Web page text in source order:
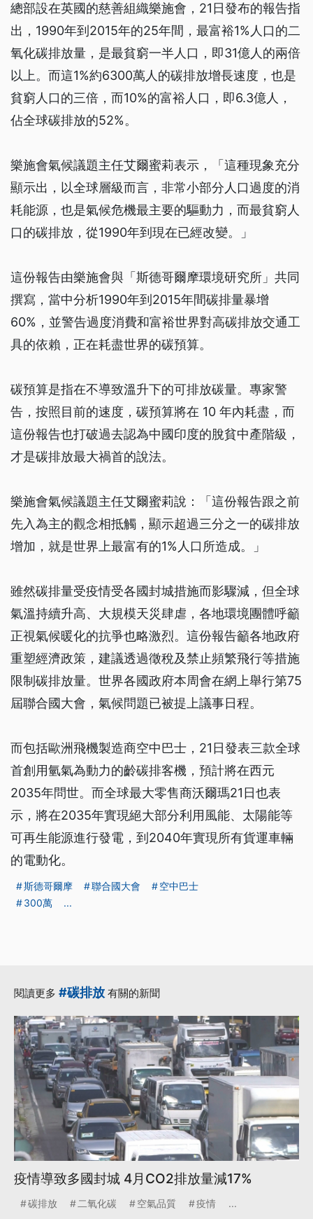
總部設在英國的慈善組織樂施會，21日發布的報告指
出，1990年到2015年的25年間，最富裕1%人口的二
氧化碳排放量，是最貧窮一半人口，即31億人的兩倍
以上。而這1%約6300萬人的碳排放增長速度，也是
貧窮人口的三倍，而10%的富裕人口，即6.3億人，
佔全球碳排放的52%。
樂施會氣候議題主任艾爾蜜莉表示，「這種現象充分
顯示出，以全球層級而言，非常小部分人口過度的消
耗能源，也是氣候危機最主要的驅動力，而最貧窮人
口的碳排放，從1990年到現在已經改變。」
這份報告由樂施會與「斯德哥爾摩環境研究所」共同
撰寫，當中分析1990年到2015年間碳排量暴增
60%，並警告過度消費和富裕世界對高碳排放交通工
具的依賴，正在耗盡世界的碳預算。
碳預算是指在不導致溫升下的可排放碳量。專家警
告，按照目前的速度，碳預算將在 10 年內耗盡，而
這份報告也打破過去認為中國印度的脫貧中產階級，
才是碳排放最大禍首的說法。
樂施會氣候議題主任艾爾蜜莉說：「這份報告跟之前
先入為主的觀念相抵觸，顯示超過三分之一的碳排放
增加，就是世界上最富有的1%人口所造成。」
雖然碳排量受疫情受各國封城措施而影驟減，但全球
氣溫持續升高、大規模天災肆虐，各地環境團體呼籲
正視氣候暖化的抗爭也略激烈。這份報告籲各地政府
重塑經濟政策，建議透過徵稅及禁止頻繁飛行等措施
限制碳排放量。世界各國政府本周會在網上舉行第75
屆聯合國大會，氣候問題已被提上議事日程。
而包括歐洲飛機製造商空中巴士，21日發表三款全球
首創用氫氣為動力的齡碳排客機，預計將在西元
2035年問世。而全球最大零售商沃爾瑪21日也表
示，將在2035年實現絕大部分利用風能、太陽能等
可再生能源進行發電，到2040年實現所有貨運車輛
的電動化。
斯德哥爾摩 聯合國大會
空中巴士
300萬
...
閱讀更多 #碳排放 有關的新聞
疫情導致多國封城 4月CO2排放量減17%
碳排放 二氧化碳 空氣品質 疫情 ...